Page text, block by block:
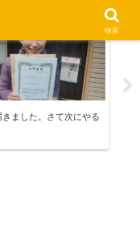
の道
きました。さて次にやる
酢
検索